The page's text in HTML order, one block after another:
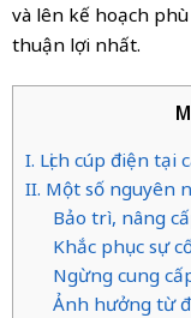
và lên kế hoạch
thuận lợi nhất.
I. Lịch cúp điện tại
II. Một số nguyên
Bảo trì, nâng
Khắc phục sự
Ngừng cung
Ảnh hưởng từ